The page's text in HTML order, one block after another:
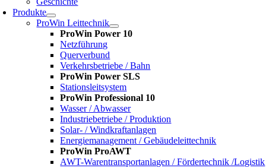
Produkte
ProWin Leittechnik
ProWin Power 10
Netzführung
Querverbund
Verkehrsbetriebe / Bahn
ProWin Power SLS
Stationsleitsystem
ProWin Professional 10
Wasser / Abwasser
Industriebetriebe / Produktion
Solar- / Windkraftanlagen
Energiemanagement / Gebäudeleittechnik
ProWin ProAWT
AWT-Warentransportanlagen / Fördertechnik /Logistik